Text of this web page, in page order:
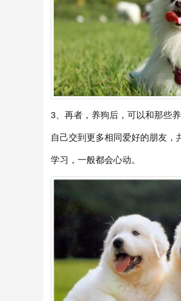
3、再者，养狗后，可以和那些
自己交到更多相同爱好的朋友
学习，一般都会心动。